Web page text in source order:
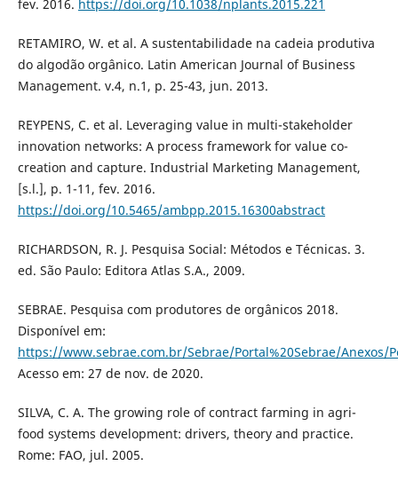
fev. 2016. https://doi.org/10.1038/nplants.2015.221
RETAMIRO, W. et al. A sustentabilidade na cadeia produtiva
do algodão orgânico. Latin American Journal of Business
Management. v.4, n.1, p. 25-43, jun. 2013.
REYPENS, C. et al. Leveraging value in multi-stakeholder
innovation networks: A process framework for value co-
creation and capture. Industrial Marketing Management,
[s.l.], p. 1-11, fev. 2016.
https://doi.org/10.5465/ambpp.2015.16300abstract
RICHARDSON, R. J. Pesquisa Social: Métodos e Técnicas. 3.
ed. São Paulo: Editora Atlas S.A., 2009.
SEBRAE. Pesquisa com produtores de orgânicos 2018.
Disponível em:
https://www.sebrae.com.br/Sebrae/Portal%20Sebrae/Anexos/
Acesso em: 27 de nov. de 2020.
SILVA, C. A. The growing role of contract farming in agri-
food systems development: drivers, theory and practice.
Rome: FAO, jul. 2005.